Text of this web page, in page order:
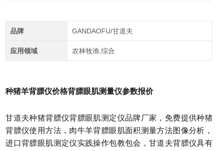
品牌 GANDAOFU/甘道夫
应用领域 农林牧渔,综合
种猪羊背膘仪价格背膘眼肌测量仪参数报价
甘道夫种猪背膘仪背膘眼肌测定仪品牌厂家，免费提供种猪
背膘仪使用方法，肉牛羊背膘眼肌面积测量方法图像分析，
进口背膘眼肌测定仪实践操作包教包会，甘道夫背膘仪具有